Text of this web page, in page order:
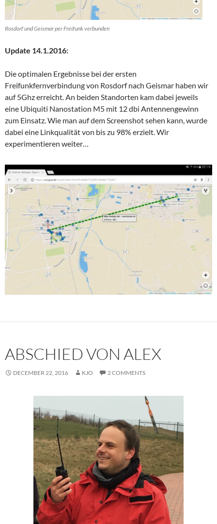
Rosdorf und Geismar per Freifunk verbunden
Update 14.1.2016:
Die optimalen Ergebnisse bei der ersten
Freifunkfernverbindung von Rosdorf nach Geismar haben wir
auf 5Ghz erreicht. An beiden Standorten kam dabei jeweils
eine Ubiquiti Nanostation M5 mit 12 dbi Antennengewinn
zum Einsatz. Wie man auf dem Screenshot sehen kann, wurde
dabei eine Linkqualität von bis zu 98% erzielt. Wir
experimentieren weiter…
ABSCHIED VON ALEX
DECEMBER 22, 2016 KJO 2 COMMENTS